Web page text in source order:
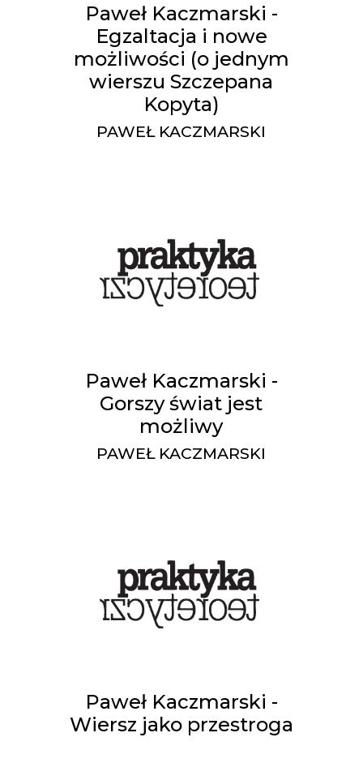
Paweł Kaczmarski -
Egzaltacja i nowe
możliwości (o jednym
wierszu Szczepana
Kopyta)
PAWEŁ KACZMARSKI
Paweł Kaczmarski -
Gorszy świat jest
możliwy
PAWEŁ KACZMARSKI
Paweł Kaczmarski -
Wiersz jako przestroga